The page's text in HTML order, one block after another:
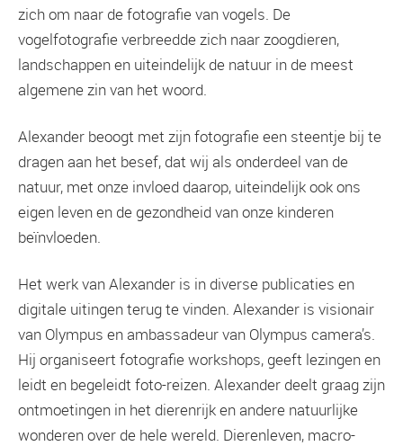
zich om naar de fotografie van vogels. De
vogelfotografie verbreedde zich naar zoogdieren,
landschappen en uiteindelijk de natuur in de meest
algemene zin van het woord.
Alexander beoogt met zijn fotografie een steentje bij te
dragen aan het besef, dat wij als onderdeel van de
natuur, met onze invloed daarop, uiteindelijk ook ons
eigen leven en de gezondheid van onze kinderen
beïnvloeden.
Het werk van Alexander is in diverse publicaties en
digitale uitingen terug te vinden. Alexander is visionair
van Olympus en ambassadeur van Olympus camera’s.
Hij organiseert fotografie workshops, geeft lezingen en
leidt en begeleidt foto-reizen. Alexander deelt graag zijn
ontmoetingen in het dierenrijk en andere natuurlijke
wonderen over de hele wereld. Dierenleven, macro-